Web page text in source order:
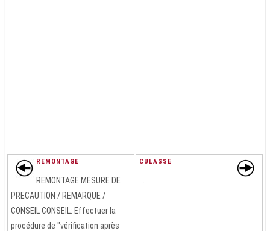
REMONTAGE
REMONTAGE MESURE DE
PRECAUTION / REMARQUE /
CONSEIL CONSEIL: Effectuer la
procédure de "vérification après
CULASSE